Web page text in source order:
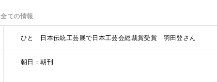
全ての情報
ひと 日本伝統工芸展で日本工芸会総裁賞受賞 羽田登さん
朝日：朝刊